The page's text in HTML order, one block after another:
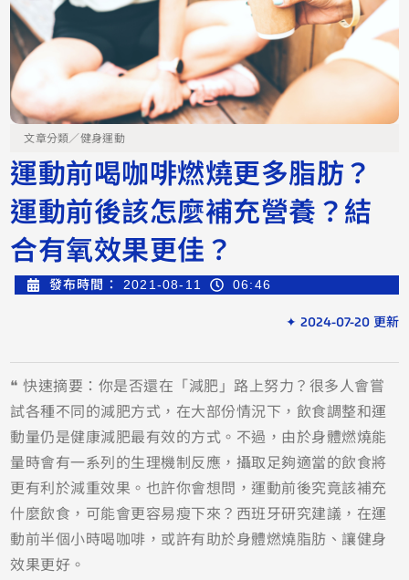
文章分類／健身運動
運動前喝咖啡燃燒更多脂肪？
運動前後該怎麼補充營養？結
合有氧效果更佳？
發布時間： 2021-08-11 06:46
✦ 2024-07-20 更新
❝ 快速摘要：你是否還在「減肥」路上努力？很多人會嘗
試各種不同的減肥方式，在大部份情況下，飲食調整和運
動量仍是健康減肥最有效的方式。不過，由於身體燃燒能
量時會有一系列的生理機制反應，攝取足夠適當的飲食將
更有利於減重效果。也許你會想問，運動前後究竟該補充
什麼飲食，可能會更容易瘦下來？西班牙研究建議，在運
動前半個小時喝咖啡，或許有助於身體燃燒脂肪、讓健身
效果更好。